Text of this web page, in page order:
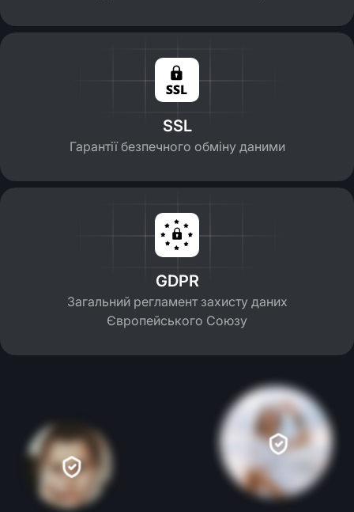
SSL
Гарантії безпечного обміну даними
GDPR
Загальний регламент захисту даних
Європейського Союзу